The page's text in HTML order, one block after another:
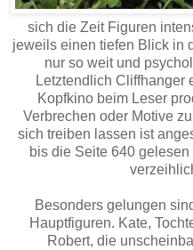
sich die Zeit Figuren
jeweils einen tiefen Blick in
nur so weit und
Letztendlich Cliffhanger
Kopfkino beim Leser
Verbrechen oder Motive
sich treiben lassen ist
bis die Seite 640
Besonders gelungen
Hauptfiguren. Kate,
Robert, die